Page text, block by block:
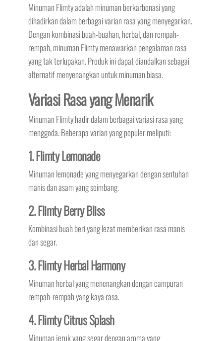
Minuman Flimty adalah minuman berkarbonasi yang
dihadirkan dalam berbagai varian rasa yang menyegarkan.
Dengan kombinasi buah-buahan, herbal, dan rempah-
rempah, minuman Flimty menawarkan pengalaman rasa
yang tak terlupakan. Produk ini dapat diandalkan sebagai
alternatif menyenangkan untuk minuman biasa.
Variasi Rasa yang Menarik
Minuman Flimty hadir dalam berbagai variasi rasa yang
menggoda. Beberapa varian yang populer meliputi:
1. Flimty Lemonade
Minuman lemonade yang menyegarkan dengan sentuhan
manis dan asam yang seimbang.
2. Flimty Berry Bliss
Kombinasi buah beri yang lezat memberikan rasa manis
dan segar.
3. Flimty Herbal Harmony
Minuman herbal yang menenangkan dengan campuran
rempah-rempah yang kaya rasa.
4. Flimty Citrus Splash
Minuman jeruk yang segar dengan aroma yang